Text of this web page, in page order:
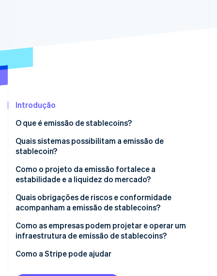
Climate
Verificação de identidade
Veja como a Stripe está construindo a infraestrutura
Assista agora
Introdução
O que é emissão de stablecoins?
Quais sistemas possibilitam a emissão de
stablecoin?
Contratos inteligentes: o mecanismo de oferta
onchain
Reservas: a camada de valor offchain
Controles operacionais: o elo de ligação
Como o projeto da emissão fortalece a
estabilidade e a liquidez do mercado?
Quais obrigações de riscos e conformidade
acompanham a emissão de stablecoins?
Risco de reserva e liquidez
Conformidade e proteção ao consumidor
Como as empresas podem projetar e operar um
infraestrutura de emissão de stablecoins?
Como a Stripe pode ajudar